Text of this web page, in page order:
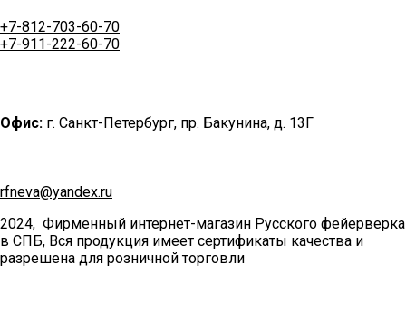
+7-812-703-60-70
+7-911-222-60-70
Офис: г. Санкт-Петербург, пр. Бакунина, д. 13Г
rfneva@yandex.ru
2024, Фирменный интернет-магазин Русского фейерверка
в СПБ, Вся продукция имеет сертификаты качества и
разрешена для розничной торговли